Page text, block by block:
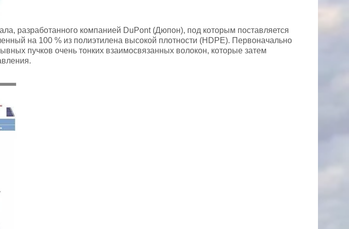
разработанного компанией DuPont (Дюпон), под которым поставляется
на 100 % из полиэтилена высокой плотности (HDPE). Первоначально
пучков очень тонких взаимосвязанных волокон, которые затем